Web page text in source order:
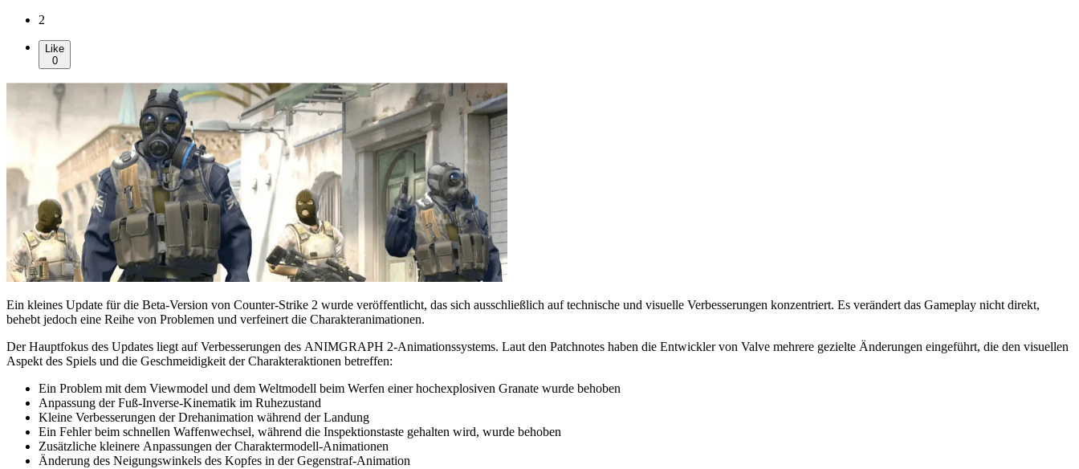
2
Like
0
Ein kleines Update für die Beta-Version von Counter-Strike 2 wurde veröffentlicht, das sich ausschließlich auf technische und visuelle Verbesserungen konzentriert. Es verändert das Gameplay nicht direkt,
behebt jedoch eine Reihe von Problemen und verfeinert die Charakteranimationen.
Der Hauptfokus des Updates liegt auf Verbesserungen des ANIMGRAPH 2-Animationssystems. Laut den Patchnotes haben die Entwickler von Valve mehrere gezielte Änderungen eingeführt, die den visuellen
Aspekt des Spiels und die Geschmeidigkeit der Charakteraktionen betreffen:
Ein Problem mit dem Viewmodel und dem Weltmodell beim Werfen einer hochexplosiven Granate wurde behoben
Anpassung der Fuß-Inverse-Kinematik im Ruhezustand
Kleine Verbesserungen der Drehanimation während der Landung
Ein Fehler beim schnellen Waffenwechsel, während die Inspektionstaste gehalten wird, wurde behoben
Zusätzliche kleinere Anpassungen der Charaktermodell-Animationen
Änderung des Neigungswinkels des Kopfes in der Gegenstraf-Animation